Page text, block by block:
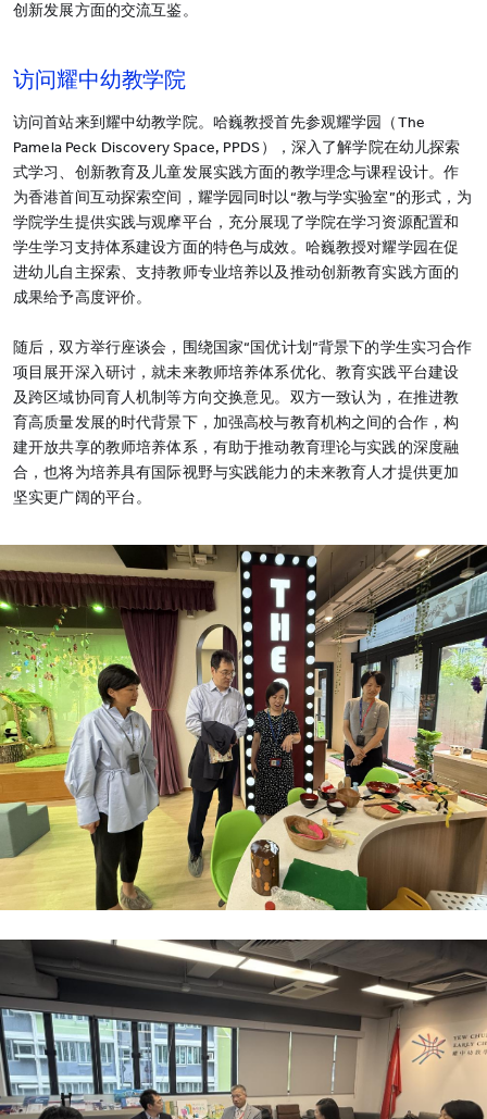
创新发展方面的交流互鉴。
访问耀中幼教学院
访问首站来到耀中幼教学院。哈巍教授首先参观耀学园（The
Pamela Peck Discovery Space, PPDS），深入了解学院在幼儿探索
式学习、创新教育及儿童发展实践方面的教学理念与课程设计。作
为香港首间互动探索空间，耀学园同时以“教与学实验室”的形式，为
学院学生提供实践与观摩平台，充分展现了学院在学习资源配置和
学生学习支持体系建设方面的特色与成效。哈巍教授对耀学园在促
进幼儿自主探索、支持教师专业培养以及推动创新教育实践方面的
成果给予高度评价。
随后，双方举行座谈会，围绕国家“国优计划”背景下的学生实习合作
项目展开深入研讨，就未来教师培养体系优化、教育实践平台建设
及跨区域协同育人机制等方向交换意见。双方一致认为，在推进教
育高质量发展的时代背景下，加强高校与教育机构之间的合作，构
建开放共享的教师培养体系，有助于推动教育理论与实践的深度融
合，也将为培养具有国际视野与实践能力的未来教育人才提供更加
坚实更广阔的平台。